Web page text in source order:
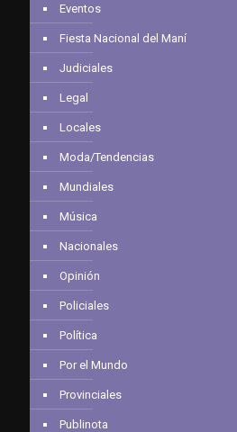
Eventos
Fiesta Nacional del Maní
Judiciales
Legal
Locales
Moda/Tendencias
Mundiales
Música
Nacionales
Opinión
Policiales
Política
Por el Mundo
Provinciales
Publinota